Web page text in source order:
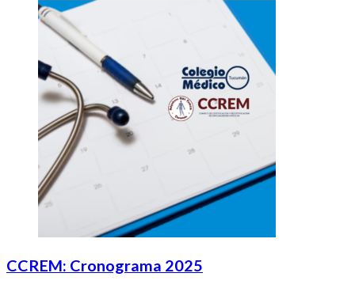
CCREM: Cronograma 2025